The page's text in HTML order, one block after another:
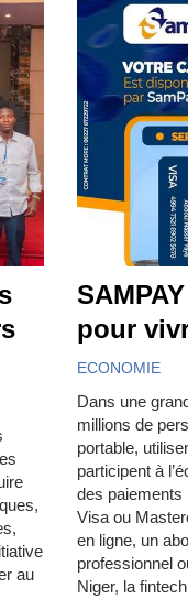
au
pour
ECONOMIE
Dans une
millions de
portable,
participent à
des paiements
Visa ou
en ligne, un
professionnel
Niger, la